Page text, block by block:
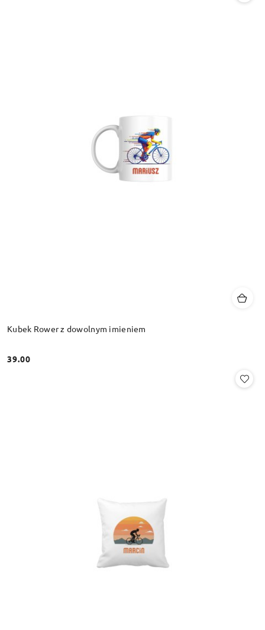
Kubek Rower z dowolnym imieniem
Cena:
39.00